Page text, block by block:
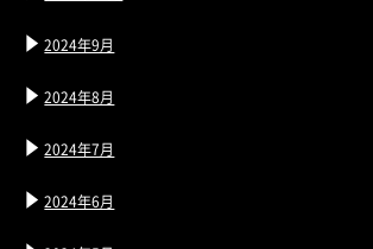
2024年9月
2024年8月
2024年7月
2024年6月